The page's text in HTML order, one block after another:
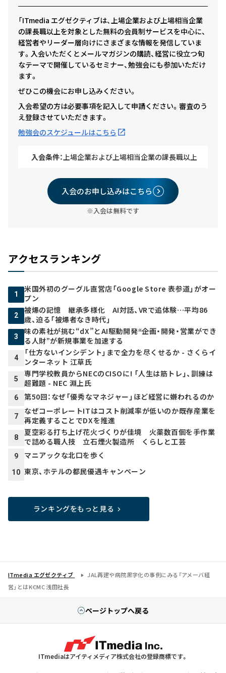
「ITmedia エグゼクティブは、上場企業および上場相当企業
の課長職以上を対象とした無料の会員制サービスを中心に、
経営者やリーダー層向けにさまざまな情報を発信していま
す。入会いただくとメールマガジンの購読、経営に役立つ旬
なテーマで開催しているセミナー、勉強会にも参加いただけ
ます。
ぜひこの機会にお申し込みください。
入会希望の方は必要事項を記入して申請ください。審査のう
え登録させていただきます。
勉強会のスケジュールはこちら
入会条件： 上場企業および上場相当企業の課長職以上
入会のお申し込みはこちら
※入会は無料です
アクセスランキング
1
米国外初のグーグル直営店「Google Store 表参道」がオー
プン
2
被爆の記憶 継承多様化 AI対話、VRで追体験…平均86
歳、迫る「被爆者なき時代」
3
味の素社が挑む“dX”とAI駆動開発――“企画・開発・営業ができ
る人財”が新規事業を加速する
4
「仕方ないインシデント」まで全力を尽くせるか - さくらイ
ンターネット 江草氏
5
専門学校教員からNECのCISOに! 「人生は筋トレ」、訓練は
超難題 - NEC 淵上氏
6 第50回：なぜ「優秀なマネジャー」ほど経営に嫌われるのか
7
なぜコーポレートITはコスト削減率が低いのか――既存産業を
再定義することでDXを推進
8
夏空彩る打ち上げ花火づくりが佳境 火薬数百個を手作業
で詰める職人技 立石煙火製造所 くらしと工芸
9 マニアックな北口を歩く
10 東京、ホテルの都民優遇キャンペーン
ランキングをもっと見る
ITmedia エグゼクティブ
JAL再建や病院黒字化の事例にみる「アメーバ経
営」とは――KCMC 浅田社長
ページトップへ戻る
ITmediaはアイティメディア株式会社の登録商標です。